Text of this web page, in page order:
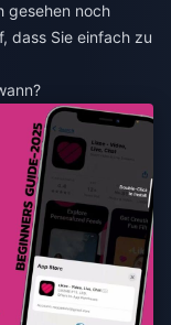
gesehen noch
dass Sie einfach zu